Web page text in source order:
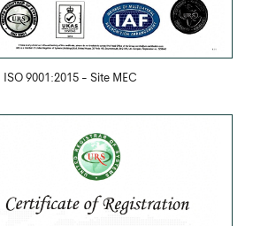
ISO 9001:2015 - Site MEC